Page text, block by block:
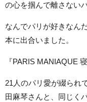
の心を掴んで離さないパ
なんでパリが好きなん
本に出合いました。
『PARIS MANIAQUE
21人のパリ愛が綴られ
田麻琴さんと、同じく